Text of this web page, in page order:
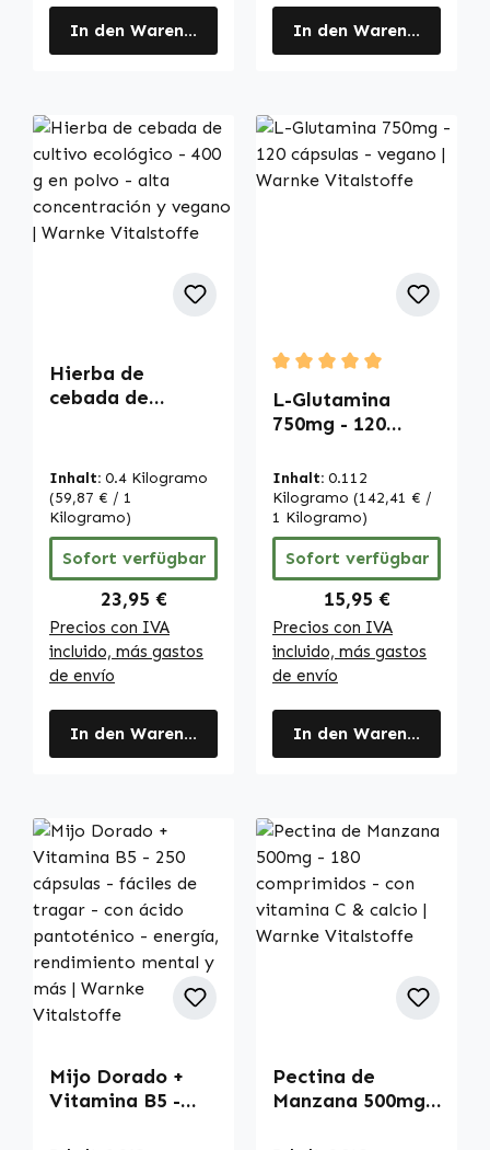
In den Warenkorb In den Warenkorb
Hierba de
cebada de
alta
concentración y
vegano | Warnke
Vitalstoffe
Inhalt: 0.4 Kilogramo
(59,87 € / 1
Kilogramo)
Sofort verfügbar
Regulärer Preis:
23,95 €
Precios con IVA
incluido, más gastos
de envío
In den Warenkorb
Durchschnittliche
L-Glutamina
750mg - 120
| Warnke
Vitalstoffe
Inhalt: 0.112
Kilogramo (142,41 € /
1 Kilogramo)
Sofort verfügbar
Regulärer Preis:
15,95 €
Precios con IVA
incluido, más gastos
de envío
In den Warenkorb
Mijo Dorado +
Vitamina B5 -
Pectina de
Manzana 500mg -